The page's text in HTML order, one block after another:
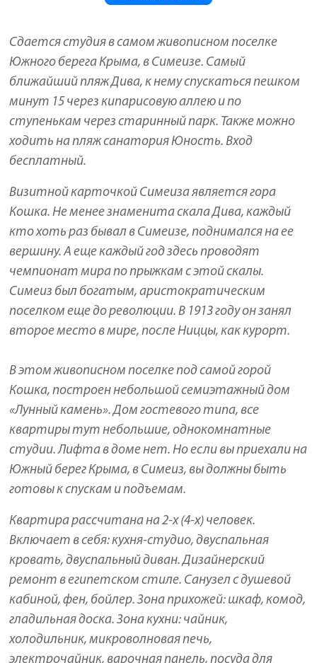
Сдается студия в самом живописном поселке
Южного берега Крыма, в Симеизе. Самый
ближайший пляж Дива, к нему спускаться пешком
минут 15 через кипарисовую аллею и по
ступенькам через старинный парк. Также можно
ходить на пляж санатория Юность. Вход
бесплатный.
Визитной карточкой Симеиза является гора
Кошка. Не менее знаменита скала Дива, каждый
кто хоть раз бывал в Симеизе, поднимался на ее
вершину. А еще каждый год здесь проводят
чемпионат мира по прыжкам с этой скалы.
Симеиз был богатым, аристократическим
поселком еще до революции. В 1913 году он занял
второе место в мире, после Ниццы, как курорт.
В этом живописном поселке под самой горой
Кошка, построен небольшой семиэтажный дом
«Лунный камень». Дом гостевого типа, все
квартиры тут небольшие, однокомнатные
студии. Лифта в доме нет. Но если вы приехали на
Южный берег Крыма, в Симеиз, вы должны быть
готовы к спускам и подъемам.
Квартира рассчитана на 2-х (4-х) человек.
Включает в себя: кухня-студио, двуспальная
кровать, двуспальный диван. Дизайнерский
ремонт в египетском стиле. Санузел с душевой
кабиной, фен, бойлер. Зона прихожей: шкаф, комод,
гладильная доска. Зона кухни: чайник,
холодильник, микроволновая печь,
электрочайник, варочная панель, посуда для